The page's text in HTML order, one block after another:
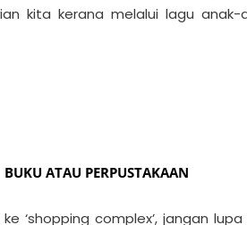
kita kerana melalui lagu
ATAU PERPUSTAKAAN
‘shopping complex’, jangan